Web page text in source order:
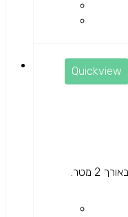
Quickview